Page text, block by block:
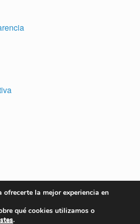
la mejor experiencia en
qué cookies utilizamos o
.